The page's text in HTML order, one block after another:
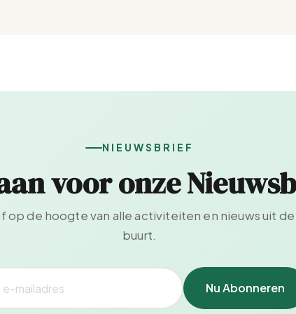
NIEUWSBRIEF
voor onze
op de hoogte van alle activiteiten en nieuws uit de
buurt.
Nu Abonneren